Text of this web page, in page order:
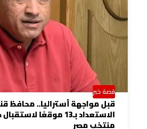
قصة خبر
قبل مواجهة أستراليا.. محافظ
الاستعداد بـ13 موقعًا
منتخب مصر